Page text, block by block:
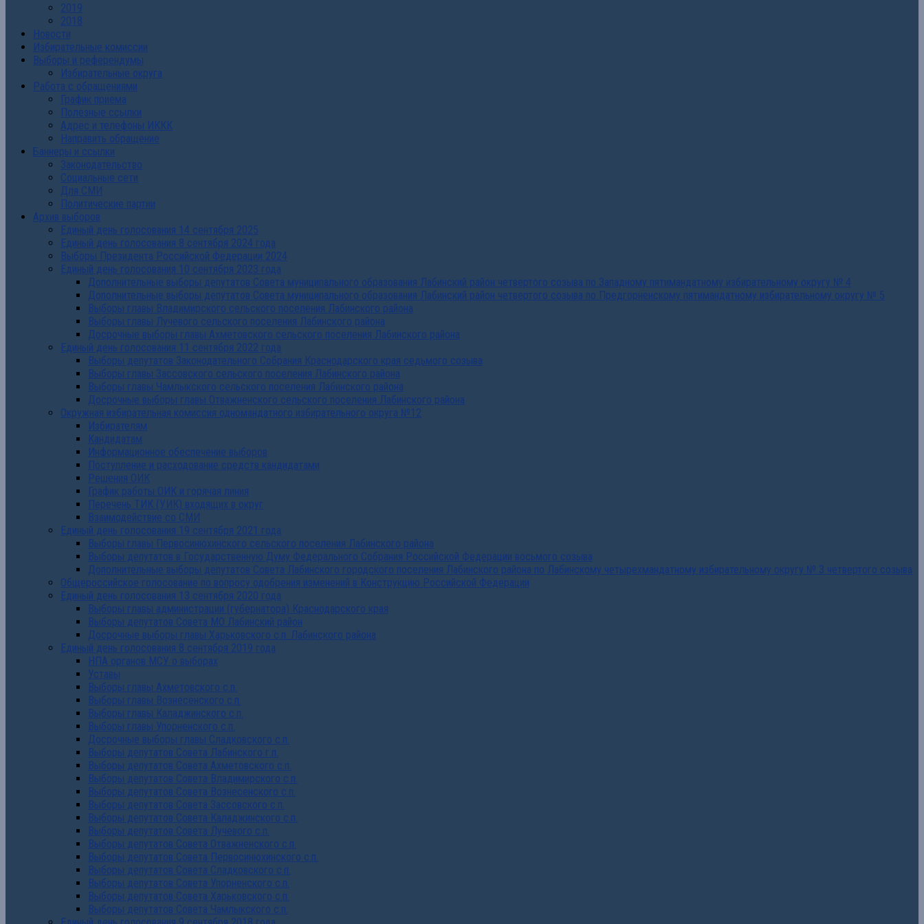
2019
2018
Новости
Избирательные комиссии
Выборы и референдумы
Избирательные округа
Работа с обращениями
График приема
Полезные ссылки
Адрес и телефоны ИККК
Направить обращение
Баннеры и ссылки
Законодательство
Социальные сети
Для СМИ
Политические партии
Архив выборов
Единый день голосования 14 сентября 2025
Единый день голосования 8 сентября 2024 года
Выборы Президента Российской Федерации 2024
Единый день голосования 10 сентября 2023 года
Дополнительные выборы депутатов Совета муниципального образования Лабинский район четвертого созыва по Западному пятимандатному избирательному округу № 4
Дополнительные выборы депутатов Совета муниципального образования Лабинский район четвертого созыва по Предгорненскому пятимандатному избирательному округу № 5
Выборы главы Владимирского сельского поселения Лабинского района
Выборы главы Лучевого сельского поселения Лабинского района
Досрочные выборы главы Ахметовского сельского поселения Лабинского района
Единый день голосования 11 сентября 2022 года
Выборы депутатов Законодательного Собрания Краснодарского края седьмого созыва
Выборы главы Зассовского сельского поселения Лабинского района
Выборы главы Чамлыкского сельского поселения Лабинского района
Досрочные выборы главы Отважненского сельского поселения Лабинского района
Окружная избирательная комиссия одномандатного избирательного округа №12
Избирателям
Кандидатам
Информационное обеспечение выборов
Поступление и расходование средств кандидатами
Решения ОИК
График работы ОИК и горячая линия
Перечень ТИК (УИК) входящих в округ
Взаимодействие со СМИ
Единый день голосования 19 сентября 2021 года
Выборы главы Первосинюхинского сельского поселения Лабинского района
Выборы депутатов в Государственную Думу Федерального Собрания Российской Федерации восьмого созыва
Дополнительные выборы депутатов Совета Лабинского городского поселения Лабинского района по Лабинскому четырехмандатному избирательному округу № 3 четвертого созыва
Общероссийское голосование по вопросу одобрения изменений в Конструкцию Российской Федерации
Единый день голосования 13 сентября 2020 года
Выборы главы администрации (губернатора) Краснодарского края
Выборы депутатов Совета МО Лабинский район
Досрочные выборы главы Харьковского с.п. Лабинского района
Единый день голосования 8 сентября 2019 года
НПА органов МСУ о выборах
Уставы
Выборы главы Ахметовского с.п.
Выборы главы Вознесенского с.п.
Выборы главы Каладжинского с.п.
Выборы главы Упорненского с.п.
Досрочные выборы главы Сладковского с.п.
Выборы депутатов Совета Лабинского г.п.
Выборы депутатов Совета Ахметовского с.п.
Выборы депутатов Совета Владимирского с.п.
Выборы депутатов Совета Вознесенского с.п.
Выборы депутатов Совета Зассовского с.п.
Выборы депутатов Совета Каладжинского с.п.
Выборы депутатов Совета Лучевого с.п.
Выборы депутатов Совета Отважненского с.п.
Выборы депутатов Совета Первосинюхинского с.п.
Выборы депутатов Совета Сладковского с.п.
Выборы депутатов Совета Упорненского с.п.
Выборы депутатов Совета Харьковского с.п.
Выборы депутатов Совета Чамлыкского с.п.